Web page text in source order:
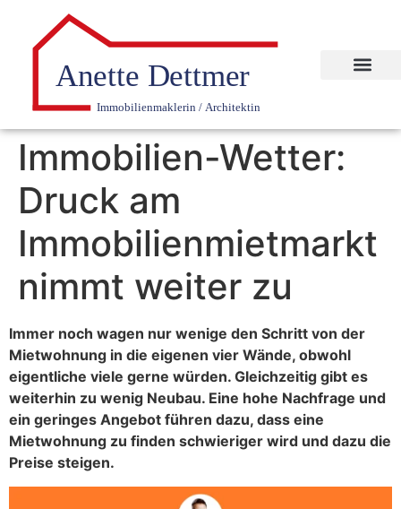
Immobilien-Wetter:
Druck am
Immobilienmietmarkt
nimmt weiter zu
Immer noch wagen nur wenige den Schritt von der
Mietwohnung in die eigenen vier Wände, obwohl
eigentliche viele gerne würden. Gleichzeitig gibt es
weiterhin zu wenig Neubau. Eine hohe Nachfrage und
ein geringes Angebot führen dazu, dass eine
Mietwohnung zu finden schwieriger wird und dazu die
Preise steigen.